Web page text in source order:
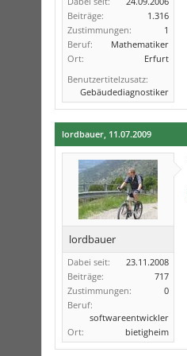
Beiträge:
1.316
Zustimmungen:
1
Beruf:
Mathematiker
Ort:
Erfurt
Benutzertitelzusatz:
Gebäudediagnostiker
lordbauer, 11.07.2009
lordbauer
Dabei seit:
23.11.2008
Beiträge:
717
Zustimmungen:
0
Beruf:
softwareentwickler
Ort:
bietigheim